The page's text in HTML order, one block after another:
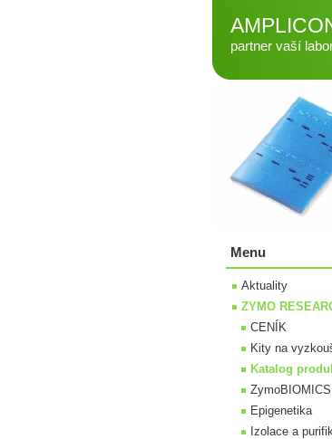
partner vaší
Menu
Aktuality
ZYMO
CENÍK
Kity na
Katalog
ZymoBIOMICS
Epigenetika
Izolace a